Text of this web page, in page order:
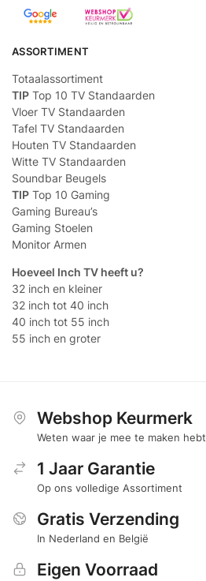
ASSORTIMENT
Totaalassortiment
TIP Top 10 TV Standaarden
Vloer TV Standaarden
Tafel TV Standaarden
Houten TV Standaarden
Witte TV Standaarden
Soundbar Beugels
TIP Top 10 Gaming
Gaming Bureau’s
Gaming Stoelen
Monitor Armen
Hoeveel Inch TV heeft u?
32 inch en kleiner
32 inch tot 40 inch
40 inch tot 55 inch
55 inch en groter
Webshop Keurmerk
Weten waar je mee te maken hebt
1 Jaar Garantie
Op ons volledige Assortiment
Gratis Verzending
In Nederland en België
Eigen Voorraad